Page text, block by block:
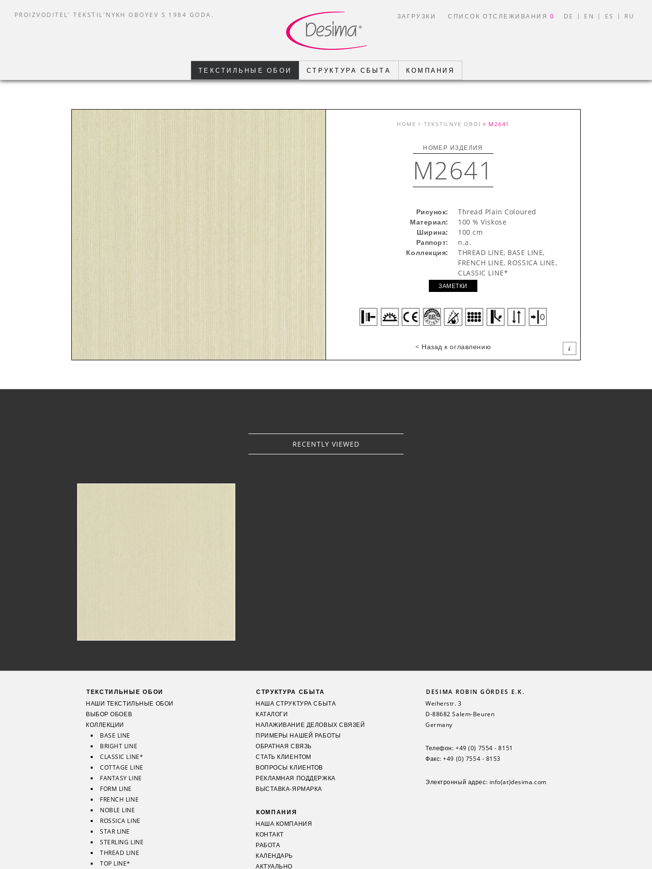
PROIZVODITEL' TEKSTIL'NYKH OBOYEV S 1984 GODA. ЗАГРУЗКИ СПИСОК ОТСЛЕЖИВАНИЯ0 DE | EN | ES | RU
ТЕКСТИЛЬНЫЕ ОБОИ СТРУКТУРА СБЫТА КОМПАНИЯ
HOME > TEKSTILNYE OBOI > M2641
НОМЕР ИЗДЕЛИЯ
M2641
Рисунок:
Thread Plain Coloured
Материал:
100 % Viskose
Ширина:
100 cm
Раппорт:
n.a.
Коллекция:
THREAD LINE, BASE LINE,
FRENCH LINE, ROSSICA LINE,
CLASSIC LINE*
ЗАМЕТКИ
< Назад к оглавлению i
RECENTLY VIEWED
ТЕКСТИЛЬНЫЕ ОБОИ
НАШИ ТЕКСТИЛЬНЫЕ ОБОИ
ВЫБОР ОБОЕВ
КОЛЛЕКЦИИ
BASE LINE
BRIGHT LINE
CLASSIC LINE*
COTTAGE LINE
FANTASY LINE
FORM LINE
FRENCH LINE
NOBLE LINE
ROSSICA LINE
STAR LINE
STERLING LINE
THREAD LINE
TOP LINE*
СТРУКТУРА СБЫТА
НАША СТРУКТУРА СБЫТА
КАТАЛОГИ
НАЛАЖИВАНИЕ ДЕЛОВЫХ СВЯЗЕЙ
ПРИМЕРЫ НАШЕЙ РАБОТЫ
ОБРАТНАЯ СВЯЗЬ
СТАТЬ КЛИЕНТОМ
ВОПРОСЫ КЛИЕНТОВ
РЕКЛАМНАЯ ПОДДЕРЖКА
ВЫСТАВКА-ЯРМАРКА
КОМПАНИЯ
НАША КОМПАНИЯ
КОНТАКТ
РАБОТА
КАЛЕНДАРЬ
АКТУАЛЬНО
DESIMA ROBIN GÖRDES E.K.
Weiherstr. 3
D-88682 Salem-Beuren
Germany
Телефон:+49 (0) 7554 - 8151
Факс: +49 (0) 7554 - 8153
Электронный адрес: info(at)desima.com